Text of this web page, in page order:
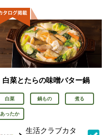
白菜とたらの味噌バター鍋
白菜 鍋もの 煮る
あったか
生活クラブカタ